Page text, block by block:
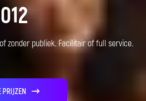
zonder publiek. Facilitair of full service.
PRIJZEN